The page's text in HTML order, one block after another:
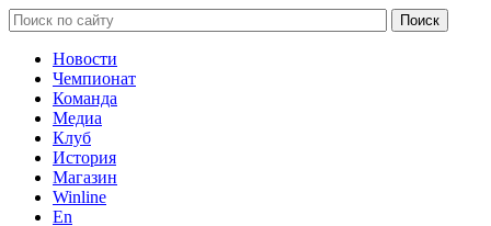
Новости
Чемпионат
Команда
Медиа
Клуб
История
Магазин
Winline
En